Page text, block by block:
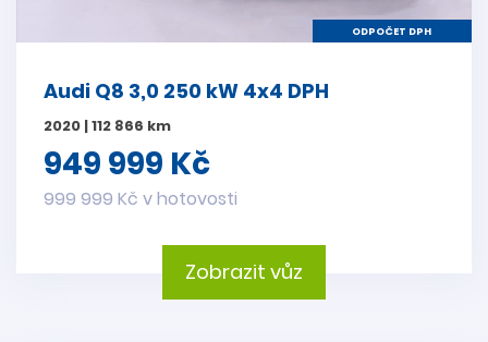
ODPOČET DPH
Audi Q8 3,0 250 kW 4x4 DPH
2020 | 112 866 km
949 999 Kč
999 999 Kč v hotovosti
Zobrazit vůz